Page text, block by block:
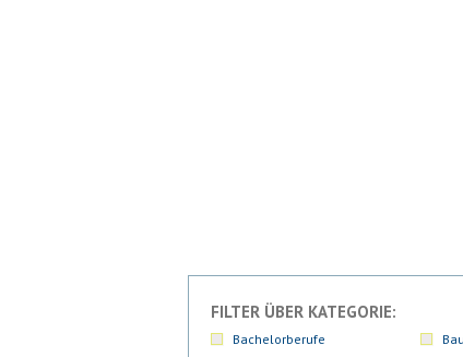
FILTER ÜBER KATEGORIE:
Bachelorberufe